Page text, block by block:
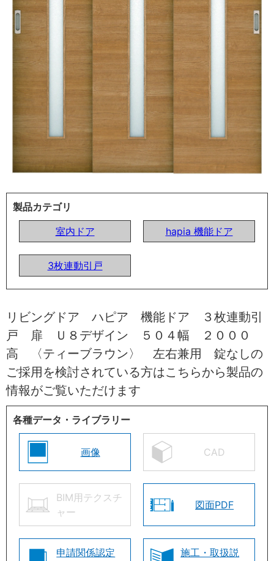
製品カテゴリ
室内ドア
hapia 機能ドア
3枚連動引戸
リビングドア ハピア 機能ドア ３枚連動引
戸 扉 Ｕ８デザイン ５０４幅 ２０００
高 〈ティーブラウン〉 左右兼用 錠なしの
ご採用を検討されている方はこちらから製品の
情報がご覧いただけます
各種データ・ライブラリー
画像 CAD
BIM用テクスチ
ャー
図面PDF
申請関係認定
施工・取扱説